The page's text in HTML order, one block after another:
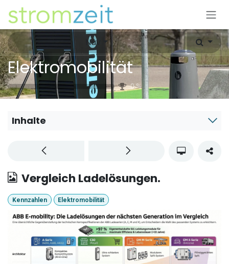
Zum Inhalt springen
Nav
Elektromobilität
0%
Inhalte
Vergleich Ladelösungen.
Kennzahlen Elektromobilität